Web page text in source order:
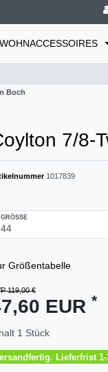
WOHNACCESSOIRES
Boch
7/8-
1017839
GRÖSSE
Größentabelle
119,00 €
EUR *
1 Stück
Lieferfrist 1-